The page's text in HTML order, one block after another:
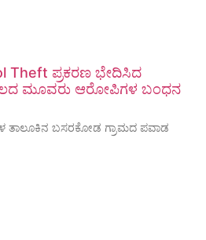
Theft ಪ್ರಕರಣ ಭೇದಿಸಿದ
ಮೂವರು ಆರೋಪಿಗಳ ಬಂಧನ
ತಾಲೂಕಿನ ಬಸರಕೋಡ ಗ್ರಾಮದ ಪವಾಡ